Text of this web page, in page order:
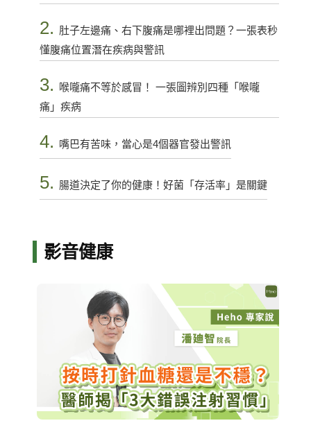
2. 肚子左邊痛、右下腹痛是哪裡出問題？一張表秒
懂腹痛位置潛在疾病與警訊
3.
喉嚨痛不等於感冒！ 一張圖辨別四種「喉嚨
痛」疾病
4. 嘴巴有苦味，當心是4個器官發出警訊
5. 腸道決定了你的健康！好菌「存活率」是關鍵
影音健康